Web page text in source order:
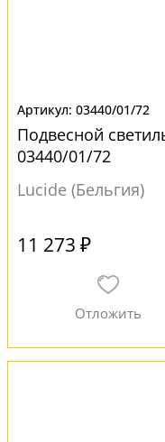
03440/01/72
Подвесной
03440/01/72
Lucide (Бельгия)
11 273 ₽